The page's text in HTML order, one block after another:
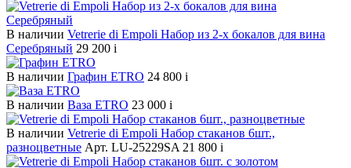
В наличии Vetrerie di Empoli Набор из 2-х бокалов для вина
Серебряный 29 200 i
В наличии Графин ETRO 24 800 i
В наличии Ваза ETRO 23 000 i
В наличии Vetrerie di Empoli Набор стаканов 6шт.,
разноцветные Арт. LU-25229SA 21 800 i